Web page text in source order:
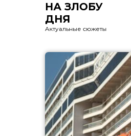
НА ЗЛОБУ
ДНЯ
Актуальные сюжеты